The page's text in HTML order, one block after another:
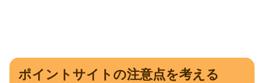
ポイントサイトの注意点を考える